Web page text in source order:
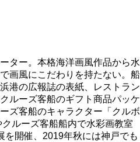
ター。本格海洋画風作品から水
画風にこだわりを持たない。船
港の広報誌の表紙、レストラン
ルーズ客船のギフト商品パッケ
ズ客船のキャラクター「クルボ
ルーズ客船船内で水彩画教室
を開催、2019年秋には神戸でも